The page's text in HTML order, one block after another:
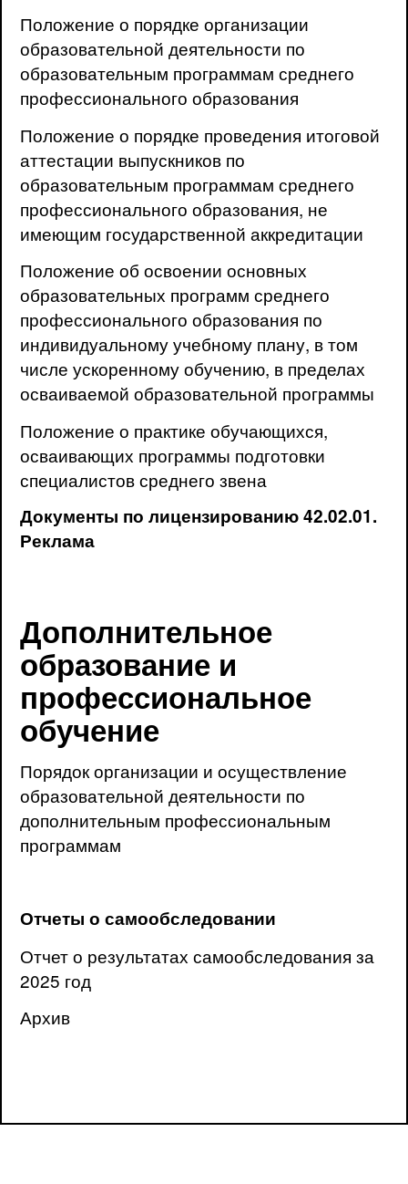
Положение о порядке организации
образовательной деятельности по
образовательным программам среднего
профессионального образования
Положение о порядке проведения итоговой
аттестации выпускников по
образовательным программам среднего
профессионального образования, не
имеющим государственной аккредитации
Положение об освоении основных
образовательных программ среднего
профессионального образования по
индивидуальному учебному плану, в том
числе ускоренному обучению, в пределах
осваиваемой образовательной программы
Положение о практике обучающихся,
осваивающих программы подготовки
специалистов среднего звена
Документы по лицензированию 42.02.01.
Реклама
Дополнительное
образование и
профессиональное
обучение
Порядок организации и осуществление
образовательной деятельности по
дополнительным профессиональным
программам
Отчеты о самообследовании
Отчет о результатах самообследования за
2025 год
Архив